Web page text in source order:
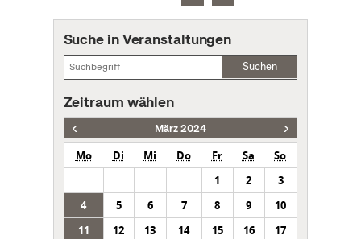
Suche in Veranstaltungen
Suchen
Zeitraum wählen
März 2024
Mo Di Mi Do Fr Sa
So
1
2
3
4
5 6 7 8 9
10
11
12 13 14 15 16
17